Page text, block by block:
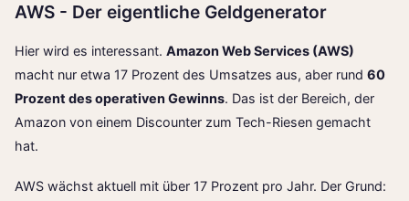
AWS - Der eigentliche Geldgenerator
Hier wird es interessant. Amazon Web Services (AWS)
macht nur etwa 17 Prozent des Umsatzes aus, aber rund 60
Prozent des operativen Gewinns. Das ist der Bereich, der
Amazon von einem Discounter zum Tech-Riesen gemacht
hat.
AWS wächst aktuell mit über 17 Prozent pro Jahr. Der Grund: